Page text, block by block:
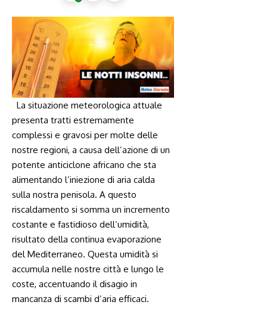
⁢ ⁢ La situazione meteorologica‍ attuale
presenta tratti estremamente
complessi e gravosi ⁤per molte delle
nostre regioni, a causa ‌dell’azione di un
potente anticiclone africano ⁣che sta
alimentando l’iniezione di aria calda​
sulla nostra penisola. A questo
riscaldamento si somma un incremento
costante e fastidioso dell’umidità,
risultato ‌della continua evaporazione
del Mediterraneo. Questa umidità si
accumula nelle nostre città e​ lungo le
coste, accentuando il ⁤disagio​ in⁤
mancanza di‍ scambi d’aria​ efficaci.